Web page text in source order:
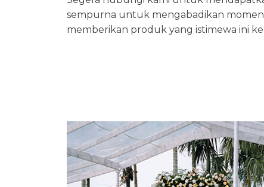
sempurna untuk mengabadikan
memberikan produk yang istimewa ini